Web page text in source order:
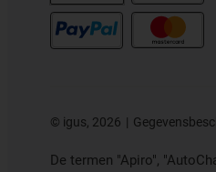
© igus, 2026
De termen "Apiro",